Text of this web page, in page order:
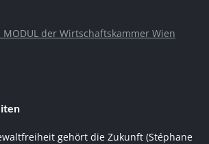
der Wirtschaftskammer Wien
gehört die Zukunft (Stéphane